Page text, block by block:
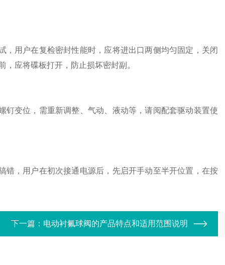
用户在复检密封性能时，应将进出口两侧均匀固定，关闭
应将碟板打开，防止损坏密封副。
变位，需重新调整、气动、液动等，请阅配套驱动装置使
，用户在初次接通电源后，先启开手动至半开位置，在按
下一篇： 电动衬氟球阀的产品特点和适用范围说明